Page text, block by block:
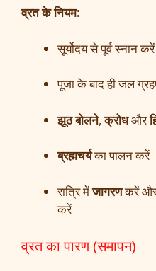
व्रत के नियम:
सूर्योदय से पूर्व स्नान करें
पूजा के बाद ही जल
झूठ बोलने,क्रोधऔर
ब्रह्मचर्यका पालन करें
रात्रि मेंजागरणकरें और
करें
व्रत का पारण (समापन)